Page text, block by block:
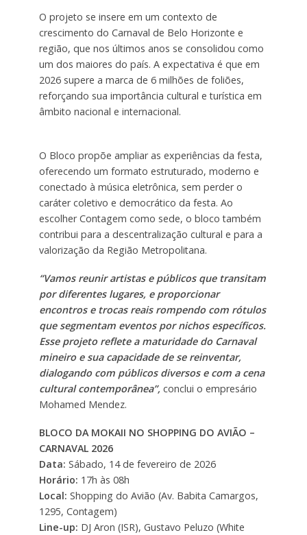
O projeto se insere em um contexto de
crescimento do Carnaval de Belo Horizonte e
região, que nos últimos anos se consolidou como
um dos maiores do país. A expectativa é que em
2026 supere a marca de 6 milhões de foliões,
reforçando sua importância cultural e turística em
âmbito nacional e internacional.
O Bloco propõe ampliar as experiências da festa,
oferecendo um formato estruturado, moderno e
conectado à música eletrônica, sem perder o
caráter coletivo e democrático da festa. Ao
escolher Contagem como sede, o bloco também
contribui para a descentralização cultural e para a
valorização da Região Metropolitana.
“Vamos reunir artistas e públicos que transitam
por diferentes lugares, e proporcionar
encontros e trocas reais rompendo com rótulos
que segmentam eventos por nichos específicos.
Esse projeto reflete a maturidade do Carnaval
mineiro e sua capacidade de se reinventar,
dialogando com públicos diversos e com a cena
cultural contemporânea”, conclui o empresário
Mohamed Mendez.
BLOCO DA MOKAII NO SHOPPING DO AVIÃO –
CARNAVAL 2026
Data: Sábado, 14 de fevereiro de 2026
Horário: 17h às 08h
Local: Shopping do Avião (Av. Babita Camargos,
1295, Contagem)
Line-up: DJ Aron (ISR), Gustavo Peluzo (White